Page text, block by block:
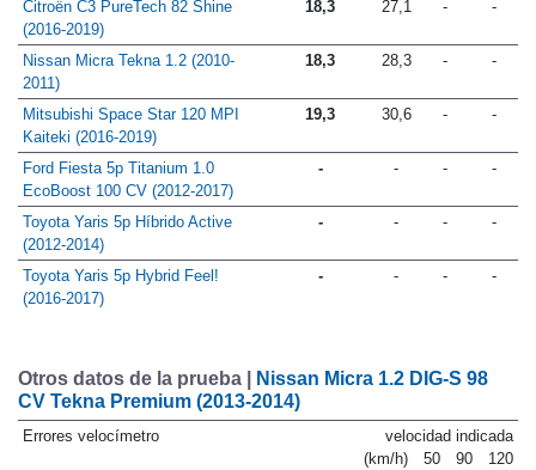
Citroën C3 PureTech 82 Shine
(2016-2019)
18,3 27,1 - -
Nissan Micra Tekna 1.2 (2010-
2011)
18,3 28,3 - -
Mitsubishi Space Star 120 MPI
Kaiteki (2016-2019)
19,3 30,6 - -
Ford Fiesta 5p Titanium 1.0
EcoBoost 100 CV (2012-2017)
- - - -
Toyota Yaris 5p Híbrido Active
(2012-2014)
- - - -
Toyota Yaris 5p Hybrid Feel!
(2016-2017)
- - - -
Otros datos de la prueba | Nissan Micra 1.2 DIG-S 98
CV Tekna Premium (2013-2014)
Errores velocímetro
velocidad indicada
(km/h)
50 90
120